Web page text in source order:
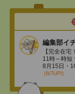
編集部イ
【完全在
11時～時短
8月15日・
(8/7UP!)